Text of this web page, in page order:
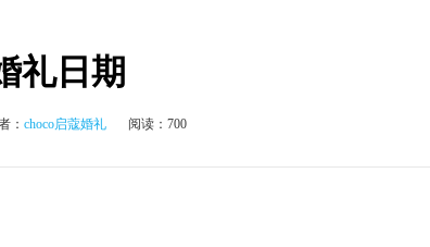
礼日期
： choco启蔻婚礼 阅读：700